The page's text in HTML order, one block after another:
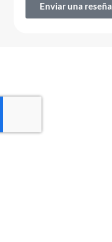
Enviar una reseña